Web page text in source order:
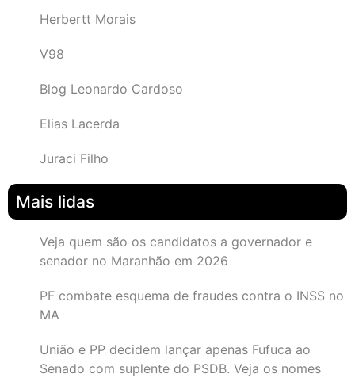
Herbertt Morais
V98
Blog Leonardo Cardoso
Elias Lacerda
Juraci Filho
Mais lidas
Veja quem são os candidatos a governador e
senador no Maranhão em 2026
PF combate esquema de fraudes contra o INSS no
MA
União e PP decidem lançar apenas Fufuca ao
Senado com suplente do PSDB. Veja os nomes